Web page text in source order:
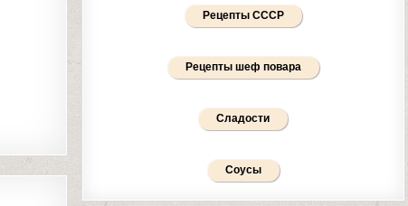
Рецепты СССР
Рецепты шеф повара
Сладости
Соусы